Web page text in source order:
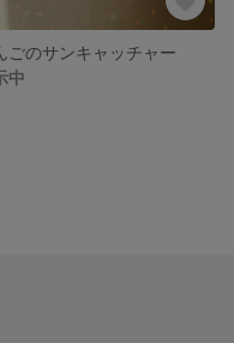
ごのサンキャッチャー
中